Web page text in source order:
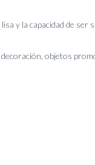
y la capacidad de
objetos